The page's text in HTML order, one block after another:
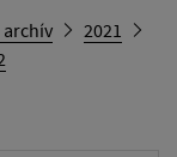
2021